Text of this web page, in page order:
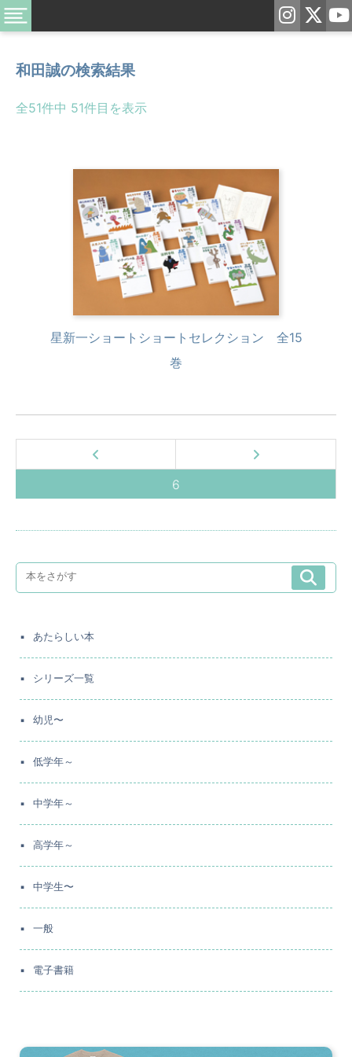
和田誠の検索結果
全51件中 51件目を表示
星新一ショートショートセレクション 全15
巻
6
あたらしい本
シリーズ一覧
幼児〜
低学年～
中学年～
高学年～
中学生〜
一般
電子書籍